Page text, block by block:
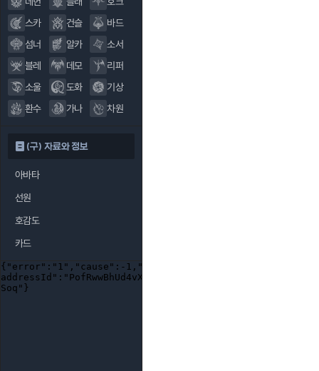
스카
건슬
바드
섬너
알카
소서
블레
데모
리퍼
소울
도화
기상
환수
가나 차원
(구) 자료와 정보
아바타
선원
호감도
카드